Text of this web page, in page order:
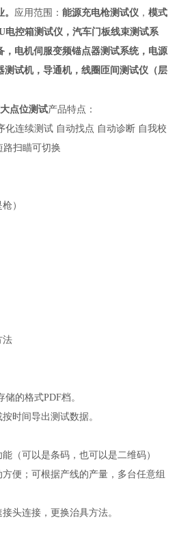
应用范围：能源充电枪测试仪 ，模式
电控箱测试仪，汽车门板线束测试系
，电机伺服变频锚点器测试系统，电源
测试机，导通机，线圈匝间测试仪（层
点位测试产品特点：
化连续测试 自动找点 自动诊断 自我校
路扫瞄可切换
）
法
的格式PDF档。
时间导出测试数据。
（可以是条码，也可以是二维码）
便；可根据产线的产量，多台任意组
头连接，更换治具方法。